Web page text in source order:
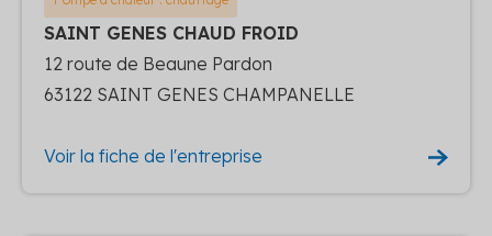
SAINT GENES CHAUD FROID
12 route de Beaune Pardon
63122 SAINT GENES CHAMPANELLE
Voir la fiche de l'entreprise